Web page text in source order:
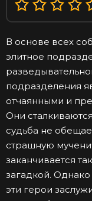
В основе всех
элитное
подразделения
отчаянными и
Они
судьба не
страшную
заканчивается
загадкой.
эти герои